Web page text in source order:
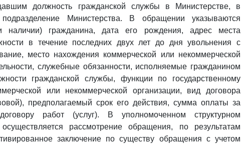
должность гражданской службы в Министерстве, в
подразделение Министерства. В обращении указываются
гражданина, дата его рождения, адрес места
в течение последних двух лет до дня увольнения с
место нахождения коммерческой или некоммерческой
служебные обязанности, исполняемые гражданином
гражданской службы, функции по государственному
или некоммерческой организации, вид договора
предполагаемый срок его действия, сумма оплаты за
работ (услуг). В уполномоченном структурном
рассмотрение обращения, по результатам
заключение по существу обращения с учетом